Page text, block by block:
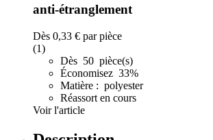
anti-étranglement
Dès 0,33 € par pièce
(1)
Dès 50 pièce(s)
Économisez 33%
Matière : polyester
Réassort en cours
Voir l'article